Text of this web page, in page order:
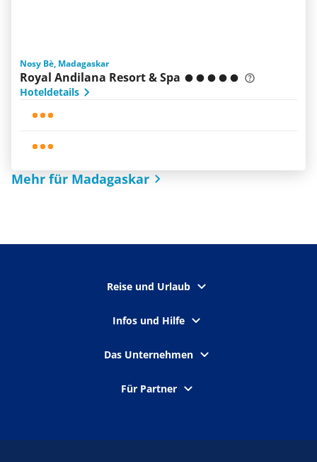
Nosy Bè, Madagaskar
Royal Andilana Resort & Spa
Hoteldetails
Mehr für Madagaskar
Reise und Urlaub
Infos und Hilfe
Das Unternehmen
Für Partner